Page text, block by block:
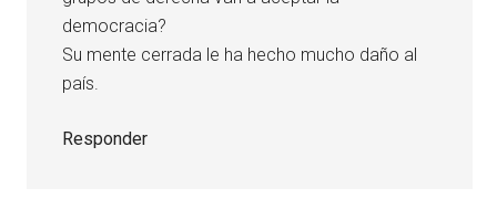
democracia?
Su mente cerrada le ha hecho mucho daño al
país.
Responder